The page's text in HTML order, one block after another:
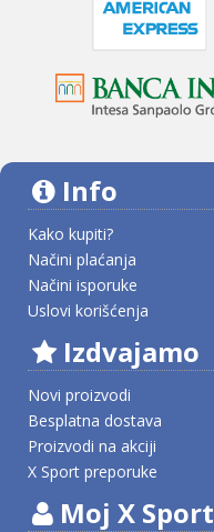
Info
Kako kupiti?
Načini plaćanja
Načini isporuke
Uslovi korišćenja
Izdvajamo
Novi proizvodi
Besplatna dostava
Proizvodi na akciji
X Sport preporuke
Moj X Sport